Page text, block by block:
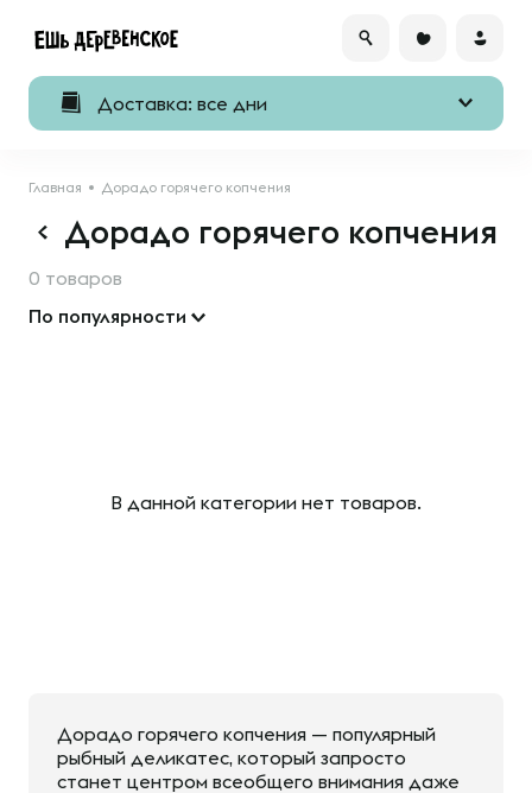
Доставка: все дни
Главная Дорадо горячего копчения
Дорадо горячего копчения
0 товаров
По популярности
В данной категории нет товаров.
Дорадо горячего копчения — популярный
рыбный деликатес, который запросто
станет центром всеобщего внимания даже